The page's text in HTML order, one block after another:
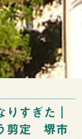
すぎた｜
剪定 堺市